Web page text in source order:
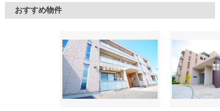
おすすめ物件